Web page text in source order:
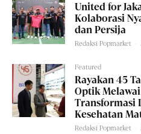
United for
Kolaborasi
dan Persija
Redaksi Popmarket
Featured
Rayakan 45
Optik
Transformasi
Kesehatan
Redaksi Popmarket